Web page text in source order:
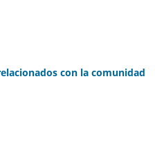
con la comunidad